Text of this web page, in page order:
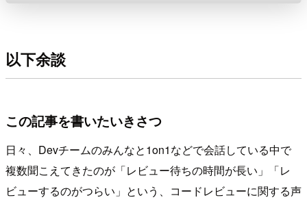
以下余談
この記事を書いたいきさつ
日々、Devチームのみんなと1on1などで会話している中で
複数聞こえてきたのが「レビュー待ちの時間が長い」「レ
ビューするのがつらい」という、コードレビューに関する声